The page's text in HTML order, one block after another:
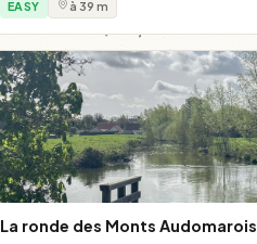
EASY à 39 m
La ronde des Monts Audomarois